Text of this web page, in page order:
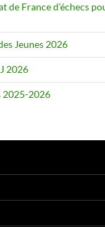
de France d’échecs
Jeunes 2026
2026
2025-2026